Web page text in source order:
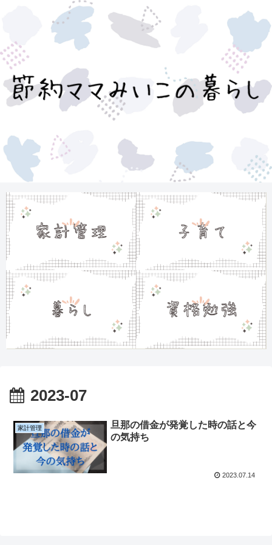
2023-07
家計管理
旦那の借金が発覚した時の話と今
の気持ち
2023.07.14